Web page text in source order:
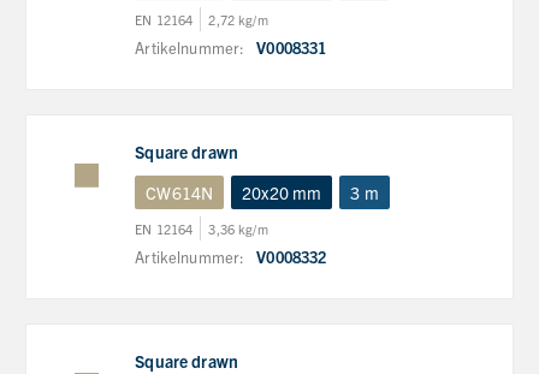
EN 12164 2,72 kg/m
Artikelnummer: V0008331
Square drawn
CW614N
20x20 mm 3 m
EN 12164 3,36 kg/m
Artikelnummer: V0008332
Square drawn